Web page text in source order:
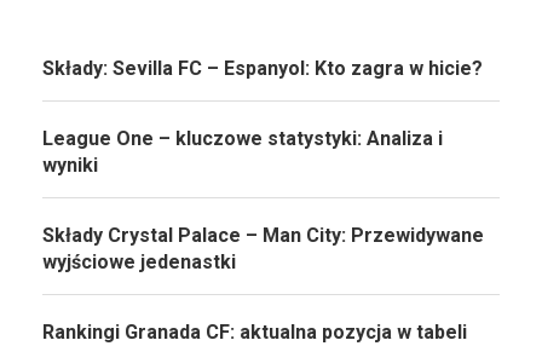
Składy: Sevilla FC – Espanyol: Kto zagra w hicie?
League One – kluczowe statystyki: Analiza i
wyniki
Składy Crystal Palace – Man City: Przewidywane
wyjściowe jedenastki
Rankingi Granada CF: aktualna pozycja w tabeli